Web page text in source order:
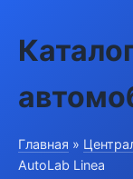
Главная »
AutoLab Linea